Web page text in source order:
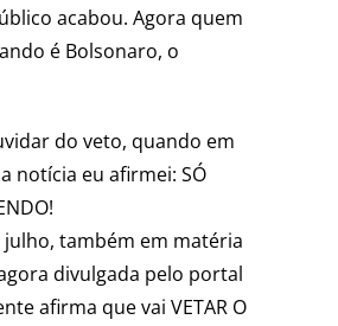
acabou. Agora quem
é Bolsonaro, o
do veto, quando em
notícia eu afirmei: SÓ
julho, também em matéria
divulgada pelo portal
afirma que vai VETAR O